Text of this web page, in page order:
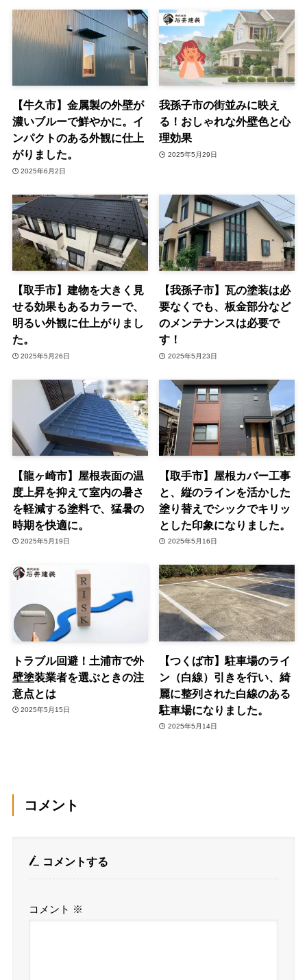
【牛久市】金属製の外壁が
濃いブルーで鮮やかに。イ
ンパクトのある外観に仕上
がりました。
2025年6月2日
我孫子市の街並みに映え
る！おしゃれな外壁色と心
理効果
2025年5月29日
【取手市】建物を大きく見
せる効果もあるカラーで、
明るい外観に仕上がりまし
た。
2025年5月26日
【我孫子市】瓦の塗装は必
要なくでも、板金部分など
のメンテナンスは必要で
す！
2025年5月23日
【龍ヶ崎市】屋根表面の温
度上昇を抑えて室内の暑さ
を軽減する塗料で、猛暑の
時期を快適に。
2025年5月19日
【取手市】屋根カバー工事
と、縦のラインを活かした
塗り替えでシックでキリッ
とした印象になりました。
2025年5月16日
トラブル回避！土浦市で外
壁塗装業者を選ぶときの注
意点とは
2025年5月15日
【つくば市】駐車場のライ
ン（白線）引きを行い、綺
麗に整列された白線のある
駐車場になりました。
2025年5月14日
コメント
コメントする
コメント ※